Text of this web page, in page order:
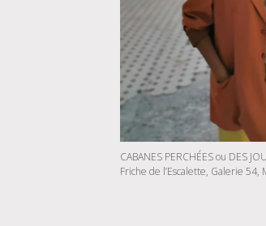
CABANES PERCHÉES ou DES
Friche de l’Escalette, Galerie 54,